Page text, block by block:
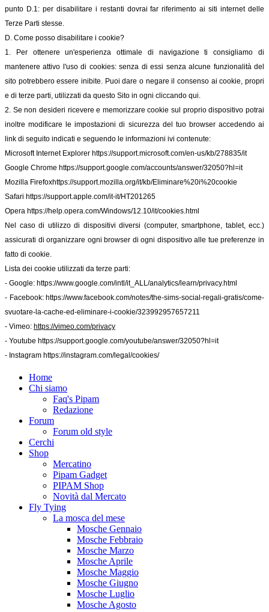
punto D.1: per disabilitare i restanti dovrai far riferimento ai siti internet delle
Terze Parti stesse.
D. Come posso disabilitare i cookie?
1. Per ottenere un'esperienza ottimale di navigazione ti consigliamo di
mantenere attivo l'uso di cookies: senza di essi senza alcune funzionalità del
sito potrebbero essere inibite. Puoi dare o negare il consenso ai cookie, propri
e di terze parti, utilizzati da questo Sito in ogni cliccando qui.
2. Se non desideri ricevere e memorizzare cookie sul proprio dispositivo potrai
inoltre modificare le impostazioni di sicurezza del tuo browser accedendo ai
link di seguito indicati e seguendo le informazioni ivi contenute:
Microsoft Internet Explorer https://support.microsoft.com/en-us/kb/278835/it
Google Chrome https://support.google.com/accounts/answer/32050?hl=it
Mozilla Firefoxhttps://support.mozilla.org/it/kb/Eliminare%20i%20cookie
Safari https://support.apple.com/it-it/HT201265
Opera https://help.opera.com/Windows/12.10/it/cookies.html
Nel caso di utilizzo di dispositivi diversi (computer, smartphone, tablet, ecc.)
assicurati di organizzare ogni browser di ogni dispositivo alle tue preferenze in
fatto di cookie.
Lista dei cookie utilizzati da terze parti:
- Google: https://www.google.com/intl/it_ALL/analytics/learn/privacy.html
- Facebook: https://www.facebook.com/notes/the-sims-social-regali-gratis/come-
svuotare-la-cache-ed-eliminare-i-cookie/323992957657211
- Vimeo: https://vimeo.com/privacy
- Youtube https://support.google.com/youtube/answer/32050?hl=it
- Instagram https://instagram.com/legal/cookies/
Home
Chi siamo
Faq's Pipam
Redazione
Forum
Forum old style
Cerchi
Shop
Mercatino
Pipam Gadget
PIPAM Shop
Novità dal Mercato
Fly Tying
La mosca del mese
Mosche Gennaio
Mosche Febbraio
Mosche Marzo
Mosche Aprile
Mosche Maggio
Mosche Giugno
Mosche Luglio
Mosche Agosto